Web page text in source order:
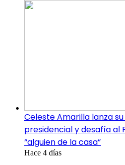
Celeste Amarilla lanza
presidencial y desafía al
“alguien de la casa”
Hace 4 días